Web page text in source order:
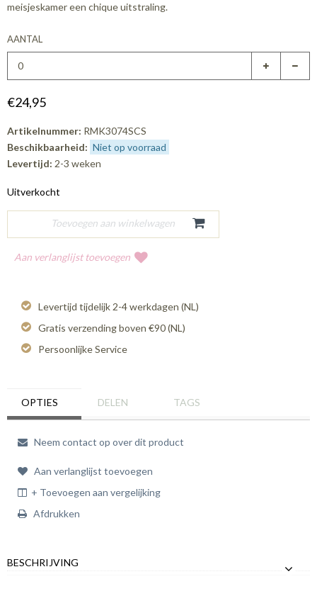
meisjeskamer een chique uitstraling.
AANTAL
€24,95
Artikelnummer: RMK3074SCS
Beschikbaarheid: Niet op voorraad
Levertijd: 2-3 weken
Uitverkocht
Aan verlanglijst toevoegen
Levertijd tijdelijk 2-4 werkdagen (NL)
Gratis verzending boven €90 (NL)
Persoonlijke Service
OPTIES DELEN TAGS
Neem contact op over dit product
Aan verlanglijst toevoegen
+ Toevoegen aan vergelijking
Afdrukken
BESCHRIJVING